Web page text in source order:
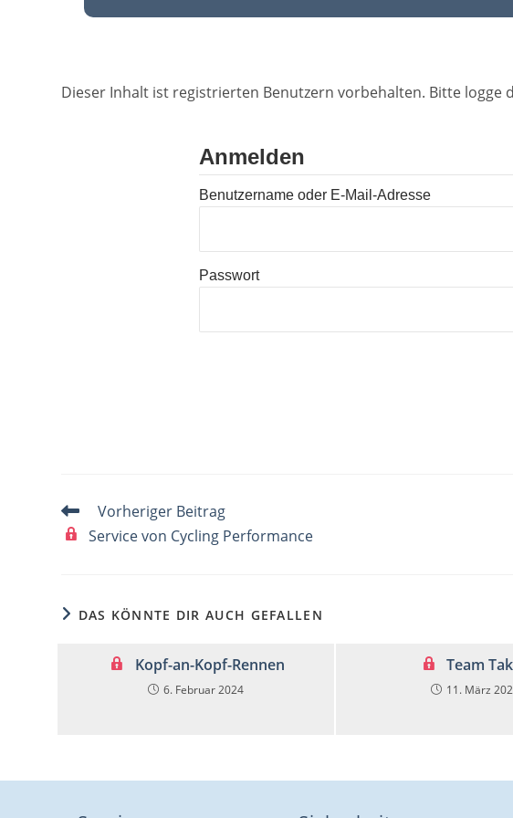
Dieser Inhalt ist registrierten Benutzern vorbehalten. Bitte logge
Anmelden
Benutzername oder E-Mail-Adresse
Passwort
Weitere
Artikel
ansehen
Vorheriger Beitrag
Service von Cycling Performance
DAS KÖNNTE DIR AUCH GEFALLEN
Kopf-an-Kopf-Rennen
6. Februar 2024
Team
11. März